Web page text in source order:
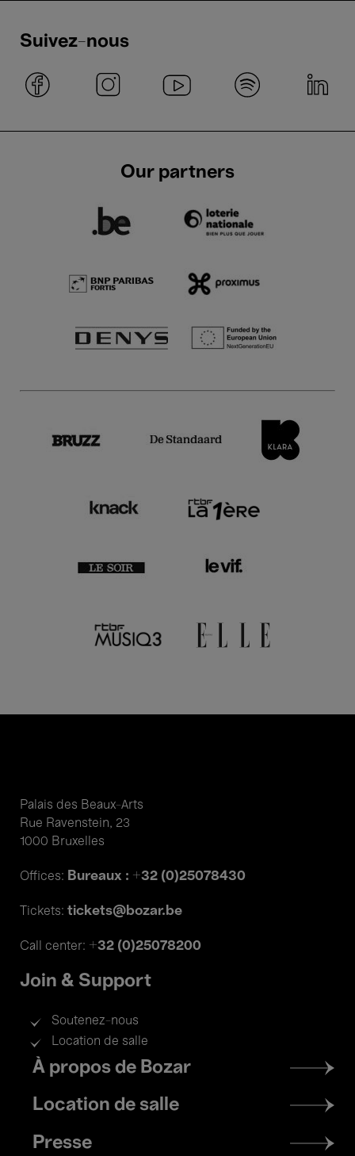
Suivez-nous
Our partners
Palais des Beaux-Arts
Rue Ravenstein, 23
1000 Bruxelles
Offices: Bureaux : +32 (0)25078430
Tickets: tickets@bozar.be
Call center: +32 (0)25078200
Join & Support
Soutenez-nous
Location de salle
Footer
menu
À propos de Bozar
Location de salle
Presse